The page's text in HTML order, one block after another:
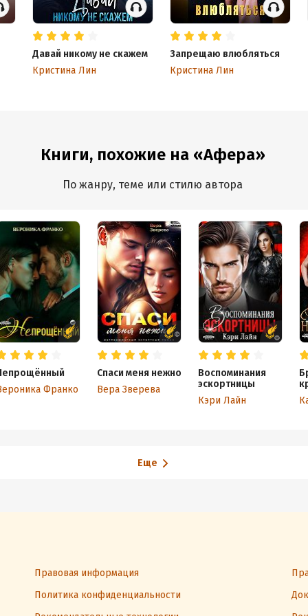
Давай никому не скажем
Кристина Лин
Запрещаю влюбляться
Кристина Лин
Книги, похожие на «Афера»
По жанру, теме или стилю автора
Франко
Спаси меня нежно
Вера Зверева
Воспоминания
эскортницы
Кэри Лайн
Еще
Правовая информация
Политика конфиденциальности